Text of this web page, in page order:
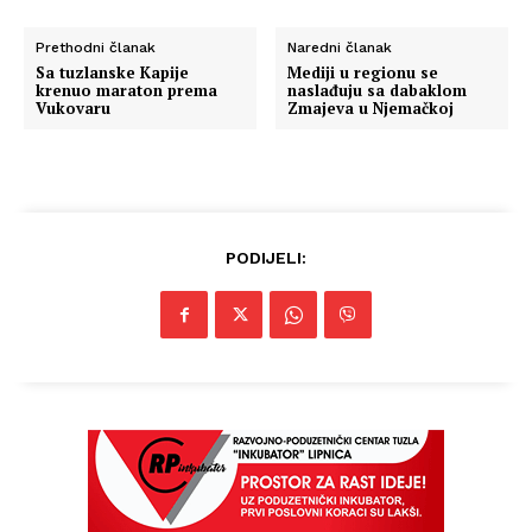
Prethodni članak
Sa tuzlanske Kapije
krenuo maraton prema
Vukovaru
Naredni članak
Mediji u regionu se
naslađuju sa dabaklom
Zmajeva u Njemačkoj
PODIJELI: